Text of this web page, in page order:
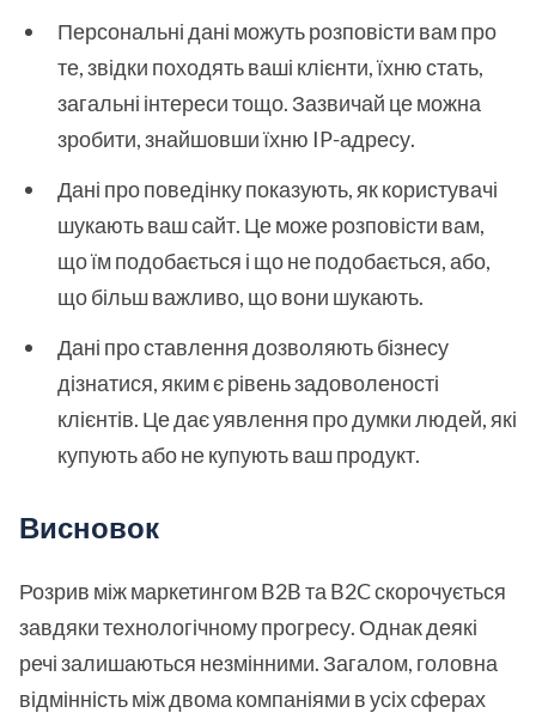
Персональні дані можуть розповісти вам про
те, звідки походять ваші клієнти, їхню стать,
загальні інтереси тощо. Зазвичай це можна
зробити, знайшовши їхню IP-адресу.
Дані про поведінку показують, як користувачі
шукають ваш сайт. Це може розповісти вам,
що їм подобається і що не подобається, або,
що більш важливо, що вони шукають.
Дані про ставлення дозволяють бізнесу
дізнатися, яким є рівень задоволеності
клієнтів. Це дає уявлення про думки людей, які
купують або не купують ваш продукт.
Висновок
Розрив між маркетингом B2B та B2C скорочується
завдяки технологічному прогресу. Однак деякі
речі залишаються незмінними. Загалом, головна
відмінність між двома компаніями в усіх сферах